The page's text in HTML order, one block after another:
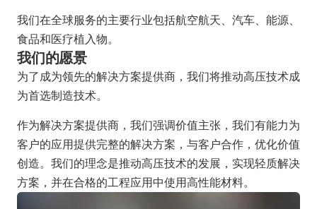
我们在全球服务的主要行业包括航空航天、汽车、能源、
食品和医疗植入物。
我们的愿景
为了成为领先的解决方案提供商，我们将推动高压技术成
为首选制造技术。
作为解决方案提供商，我们强调价值主张，我们有能力为
客户的应用提供完整的解决方案，与客户合作，优化价值
创造。我们的理念是推动高压技术的发展，实现轻质解决
方案，并在合格的工程应用中使用高性能材料。